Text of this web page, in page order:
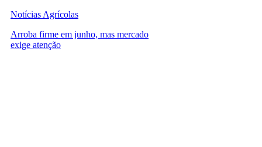
Notícias Agrícolas
Arroba firme em junho, mas mercado
exige atenção